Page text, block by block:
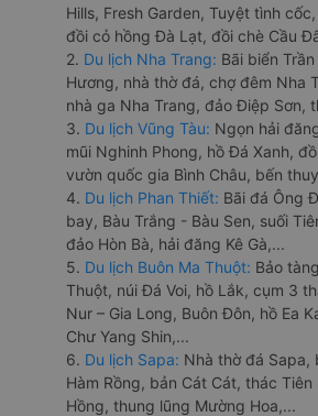
Hills, Fresh Garden, Tuyệt tình
đồi cỏ hồng Đà Lạt, đồi chè Cầu
2. Du lịch Nha Trang: Bãi biển
Hương, nhà thờ đá, chợ đêm Nha
nhà ga Nha Trang, đảo Điệp Sơn,
3. Du lịch Vũng Tàu: Ngọn hải
mũi Nghinh Phong, hồ Đá Xanh,
vườn quốc gia Bình Châu, bến
4. Du lịch Phan Thiết: Bãi đá Ông
bay, Bàu Trắng - Bàu Sen, suối
đảo Hòn Bà, hải đăng Kê Gà,...
5. Du lịch Buôn Ma Thuột: Bảo
Thuột, núi Đá Voi, hồ Lắk, cụm 3
Nur – Gia Long, Buôn Đôn, hồ Ea
Chư Yang Shin,...
6. Du lịch Sapa: Nhà thờ đá Sapa,
Hàm Rồng, bản Cát Cát, thác
Hồng, thung lũng Mường Hoa,...